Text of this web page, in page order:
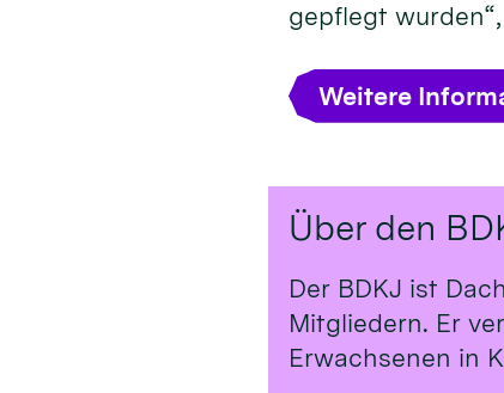
gepflegt
Weitere
Über den
Der BDKJ ist
Mitgliedern. Er
Erwachsenen in